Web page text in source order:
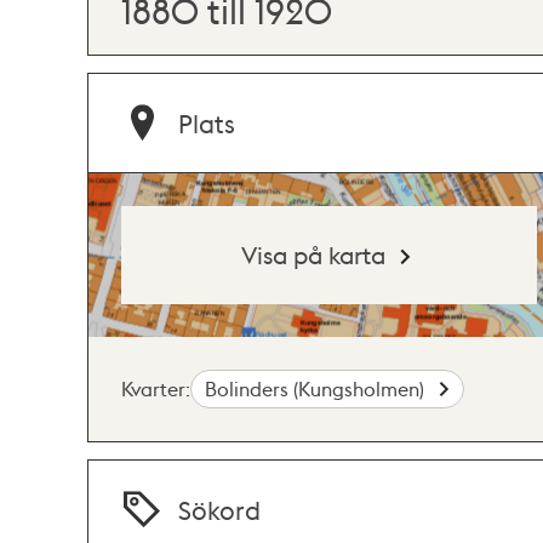
1880 till 1920
Plats
Visa på karta
Kvarter: Bolinders (Kungsholmen)
Sökord